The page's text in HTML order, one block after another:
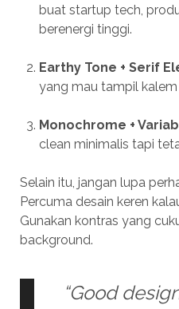
buat startup tech,
berenergi tinggi.
Earthy Tone + Serif
yang mau tampil kalem
Monochrome +
clean minimalis tapi
Selain itu, jangan lupa
Percuma desain keren
Gunakan kontras yang
background.
“Good